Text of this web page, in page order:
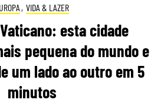
, VIDA & LAZER
esta cidade
pequena do mundo e
um lado ao outro em 5
minutos